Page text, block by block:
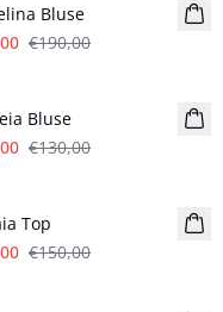
Bluse
€190,00
Bluse
€130,00
Top
€150,00